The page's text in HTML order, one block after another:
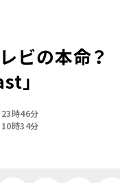
ビの本命？
」
時46分
時34分